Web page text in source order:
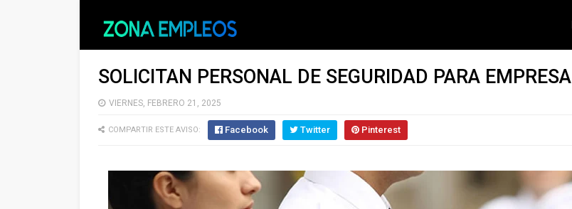
SOLICITAN PERSONAL DE SEGURIDAD PARA EMPRESA
VIERNES, FEBRERO 21, 2025
COMPARTIR ESTE AVISO: Facebook Twitter Pinterest